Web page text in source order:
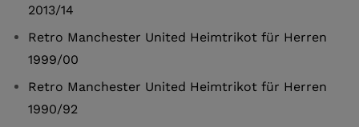
2013/14
Retro Manchester United Heimtrikot für Herren
1999/00
Retro Manchester United Heimtrikot für Herren
1990/92